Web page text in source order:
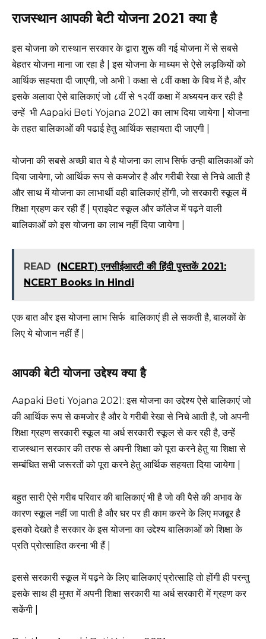
राजस्थान आपकी बेटी योजना 2021 क्या है
इस योजना को रास्थान सरकार के द्वारा शुरू की गई योजना में से सबसे
बेहतर योजना माना जा रहा है | इस योजना के माध्यम से ऐसे लड़कियों को
आर्थिक सहयता दी जाएगी, जो अभी 1 कक्षा से ८वीं कक्षा के बिच में है, और
इसके अलावा ऐसे बालिकाएं जो ८वीं से १२वीं कक्षा में अध्ययन कर रही है
उन्हें भी Aapaki Beti Yojana 2021 का लाभ दिया जायेगा | योजना
के तहत बालिकाओं की पढाई हेतु आर्थिक सहायता दी जाएगी |
योजना की सबसे अच्छी बात ये है योजना का लाभ सिर्फ उन्ही बालिकाओं को
दिया जायेगा, जो आर्थिक रूप से कमजोर है और गरीबी रेखा से निचे आती है
और साथ में योजना का लाभार्थी वही बालिकाएं होंगी, जो सरकारी स्कूल में
शिक्षा ग्रहण कर रही हैं | प्राइवेट स्कूल और कॉलेज में पढ़ने वाली
बालिकाओं को इस योजना का लाभ नहीं दिया जायेगा |
READ
(NCERT) एनसीईआरटी की हिंदी पुस्तकें 2021:
NCERT Books in Hindi
एक बात और इस योजना लाभ सिर्फ बालिकाएं ही ले सकती है, बालकों के
लिए ये योजान नहीं हैं |
आपकी बेटी योजना उद्देश्य क्या है
Aapaki Beti Yojana 2021: इस योजना का उद्देश्य ऐसे बालिकाएं जो
की आर्थिक रूप से कमजोर है और वे गरीबी रेखा से निचे आती है, जो अपनी
शिक्षा ग्रहण सरकारी स्कूल या अर्ध सरकारी स्कूल से कर रही है, उन्हें
राजस्थान सरकार की तरफ से अपनी शिक्षा को पूरा करने हेतु या शिक्षा से
सम्बंधित सभी जरूरतों को पूरा करने हेतु आर्थिक सहयता दिया जायेगा |
बहुत सारी ऐसे गरीब परिवार की बालिकाएं भी है जो की पैसे की अभाव के
कारण स्कूल नहीं जा पाती है और घर पर ही काम करने के लिए मजबूर है
इसको देखते है सरकार के इस योजना का उद्देश्य बालिकाओं को शिक्षा के
प्रति प्रोत्साहित करना भी हैं |
इससे सरकारी स्कूल में पढ़ने के लिए बालिकाएं प्रोत्साहि तो होंगी ही परन्तु
इसके साथ ही मुफ्त में अपनी शिक्षा सरकारी या अर्ध सरकारी में ग्रहण कर
सकेंगी |